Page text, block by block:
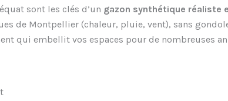
sont les clés d’un gazon synthétique réaliste
de Montpellier (chaleur, pluie, vent), sans
qui embellit vos espaces pour de nombreuses